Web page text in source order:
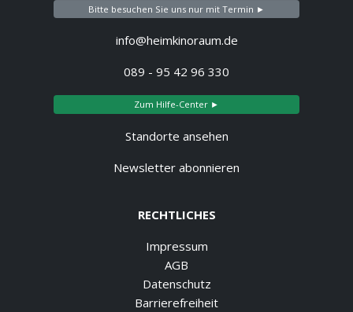
Bitte besuchen Sie uns nur mit Termin ►
info@heimkinoraum.de
089 - 95 42 96 330
Zum Hilfe-Center ►
Standorte ansehen
Newsletter abonnieren
RECHTLICHES
Impressum
AGB
Datenschutz
Barrierefreiheit